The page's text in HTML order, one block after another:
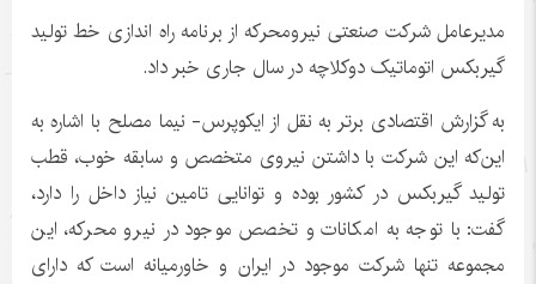
مدیرعامل شرکت صنعتی نیرومحرکه از برنامه راه اندازی خط تولید
گیربکس اتوماتیک دوکلاچه در سال جاری خبر داد.
به گزارش اقتصادی برتر به نقل از ایکوپرس- نیما مصلح با اشاره به
این‌که این شرکت با داشتن نیروی متخصص و سابقه خوب، قطب
تولید گیربکس در کشور بوده و توانایی تامین نیاز داخل را دارد،
گفت: با توجه به امکانات و تخصص موجود در نیرو محرکه، این
مجموعه تنها شرکت موجود در ایران و خاورمیانه است که دارای